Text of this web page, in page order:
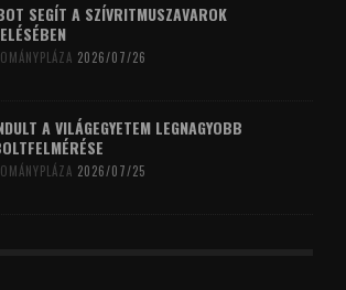
SEGÍT A SZÍVRITMUSZAVAROK
2026/07/26
A VILÁGEGYETEM LEGNAGYOBB
2026/07/25